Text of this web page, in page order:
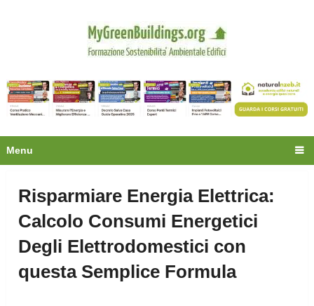
Menu
Risparmiare Energia Elettrica:
Calcolo Consumi Energetici
Degli Elettrodomestici con
questa Semplice Formula
Privacy
Oltre 30.000 tecnici
fanno già parte della